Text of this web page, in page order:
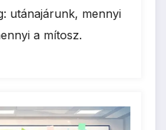
utánajárunk, mennyi
a mítosz.